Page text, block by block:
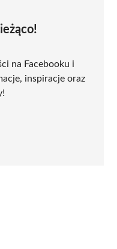
na Facebooku i
inspiracje oraz